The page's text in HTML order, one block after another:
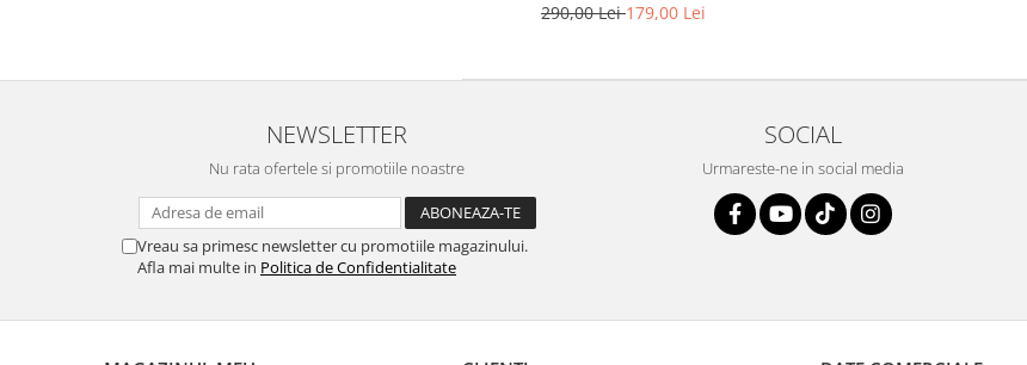
290,00 Lei179,00 Lei
NEWSLETTER
Nu rata ofertele si promotiile noastre
Vreau sa primesc newsletter cu promotiile magazinului.
Afla mai multe in Politica de Confidentialitate
SOCIAL
Urmareste-ne in social media